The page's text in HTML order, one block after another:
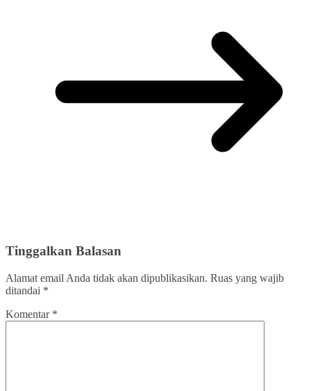
Tinggalkan Balasan
Alamat email Anda tidak akan dipublikasikan. Ruas yang wajib
ditandai *
Komentar *